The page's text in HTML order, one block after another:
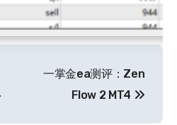
一掌金ea测评：Zen
Flow 2 MT4